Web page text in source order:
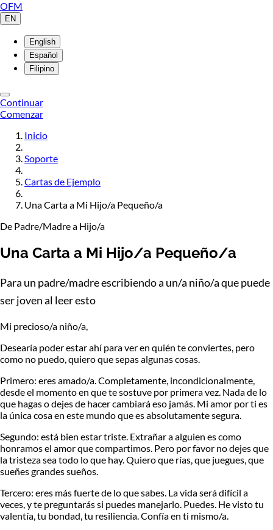
OFM
EN
English
Español
Filipino
Continuar
Comenzar
Inicio
Soporte
Cartas de Ejemplo
Una Carta a Mi Hijo/a Pequeño/a
De Padre/Madre a Hijo/a
Una Carta a Mi Hijo/a Pequeño/a
Para un padre/madre escribiendo a un/a niño/a que puede
ser joven al leer esto
Mi precioso/a niño/a,
Desearía poder estar ahí para ver en quién te conviertes, pero
como no puedo, quiero que sepas algunas cosas.
Primero: eres amado/a.Completamente, incondicionalmente,
desde el momento en que te sostuve por primera vez. Nada de lo
que hagas o dejes de hacer cambiará eso jamás. Mi amor por ti es
la única cosa en este mundo que es absolutamente segura.
Segundo: está bien estar triste. Extrañar a alguien es como
honramos el amor que compartimos. Pero por favor no dejes que
la tristeza sea todo lo que hay. Quiero que rías, que juegues, que
sueñes grandes sueños.
Tercero: eres más fuerte de lo que sabes. La vida será difícil a
veces, y te preguntarás si puedes manejarlo. Puedes. He visto tu
valentía, tu bondad, tu resiliencia. Confía en ti mismo/a.